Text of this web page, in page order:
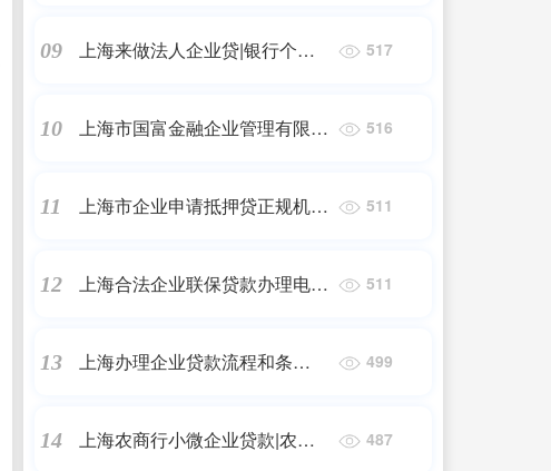
09
上海来做法人企业贷|银行个人
517
10
上海市国富金融企业管理有限公
516
11
上海市企业申请抵押贷正规机
511
12
上海合法企业联保贷款办理电
511
13
上海办理企业贷款流程和条
499
14
上海农商行小微企业贷款|农商
487